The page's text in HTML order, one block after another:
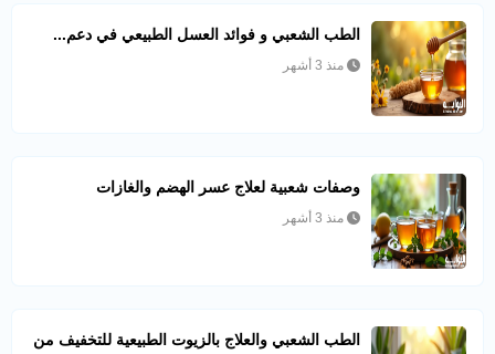
الطب الشعبي و فوائد العسل الطبيعي في دعم...
منذ 3 أشهر
وصفات شعبية لعلاج عسر الهضم والغازات
منذ 3 أشهر
الطب الشعبي والعلاج بالزيوت الطبيعية للتخفيف من